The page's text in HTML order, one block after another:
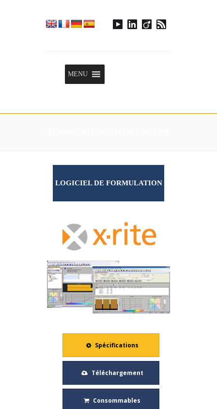
MENU
LOGICIEL DE FORMULATION
Spécifications
Téléchargement
Consommables